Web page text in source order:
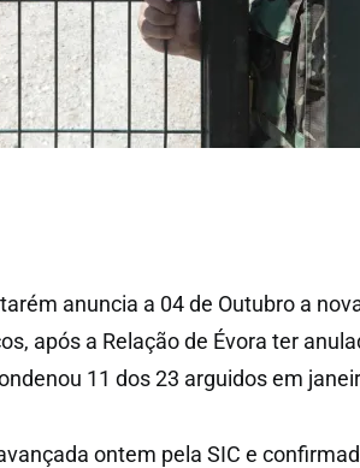
anuncia a 04 de Outubro a
após a Relação de Évora ter
11 dos 23 arguidos em
ontem pela SIC e